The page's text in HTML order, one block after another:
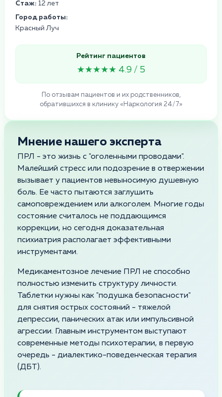
Стаж: 12 лет
Город работы:
Красный Луч
Рейтинг пациентов
★★★★★ 4.9 / 5
По отзывам пациентов и их родственников,
обратившихся в клинику «Наркология 24/7»
Мнение нашего эксперта
ПРЛ - это жизнь с "оголенными проводами".
Малейший стресс или подозрение в отвержении
вызывает у пациентов невыносимую душевную
боль. Ее часто пытаются заглушить
самоповреждением или алкоголем. Многие годы
состояние считалось не поддающимся
коррекции, но сегодня доказательная
психиатрия располагает эффективными
инструментами.
Медикаментозное лечение ПРЛ не способно
полностью изменить структуру личности.
Таблетки нужны как "подушка безопасности"
для снятия острых состояний - тяжелой
депрессии, панических атак или импульсивной
агрессии. Главным инструментом выступают
современные методы психотерапии, в первую
очередь - диалектико-поведенческая терапия
(ДБТ).